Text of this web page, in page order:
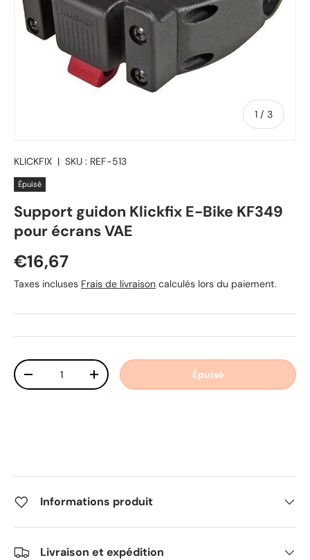
1 / de
3
KLICKFIX | SKU : REF-513
Épuisé
Support guidon Klickfix E-Bike KF349
pour écrans VAE
Prix habituel
€16,67
Taxes incluses Frais de livraison calculés lors du paiement.
Qté
Diminuer la quantitéAugmenter la quantitéÉpuisé
Informations produit
Livraison et expédition